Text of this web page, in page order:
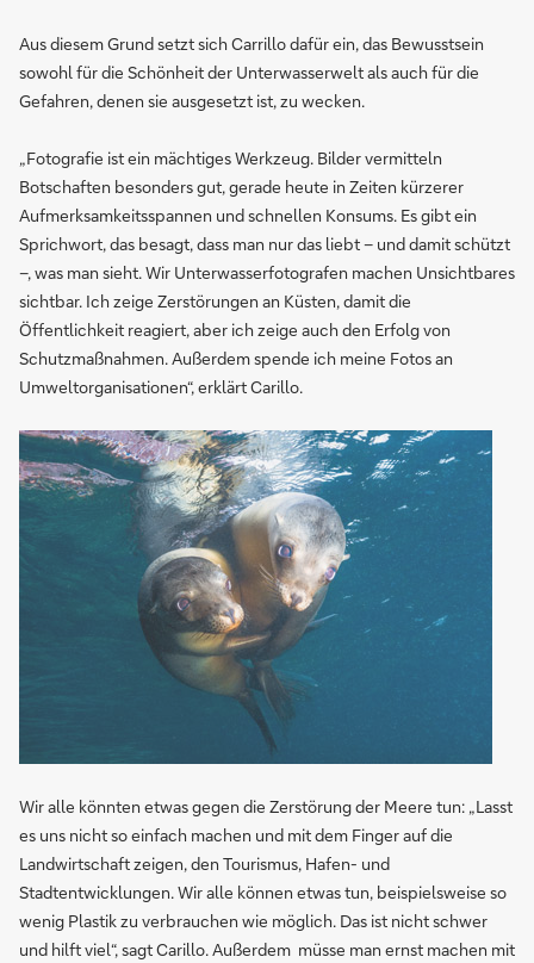
Aus diesem Grund setzt sich Carrillo dafür ein, das Bewusstsein
sowohl für die Schönheit der Unterwasserwelt als auch für die
Gefahren, denen sie ausgesetzt ist, zu wecken.
„Fotografie ist ein mächtiges Werkzeug. Bilder vermitteln
Botschaften besonders gut, gerade heute in Zeiten kürzerer
Aufmerksamkeitsspannen und schnellen Konsums. Es gibt ein
Sprichwort, das besagt, dass man nur das liebt – und damit schützt
–, was man sieht. Wir Unterwasserfotografen machen Unsichtbares
sichtbar. Ich zeige Zerstörungen an Küsten, damit die
Öffentlichkeit reagiert, aber ich zeige auch den Erfolg von
Schutzmaßnahmen. Außerdem spende ich meine Fotos an
Umweltorganisationen“, erklärt Carillo.
Wir alle könnten etwas gegen die Zerstörung der Meere tun: „Lasst
es uns nicht so einfach machen und mit dem Finger auf die
Landwirtschaft zeigen, den Tourismus, Hafen- und
Stadtentwicklungen. Wir alle können etwas tun, beispielsweise so
wenig Plastik zu verbrauchen wie möglich. Das ist nicht schwer
und hilft viel“, sagt Carillo. Außerdem müsse man ernst machen mit